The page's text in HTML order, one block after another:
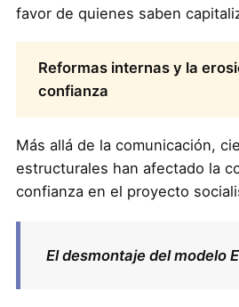
favor de quienes saben
Reformas internas y la
confianza
Más allá de la comunicación,
estructurales han afectado la
confianza en el proyecto
El desmontaje del modelo